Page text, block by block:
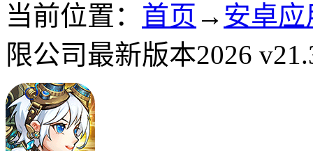
当前位置： 首页 → 安卓应
限公司最新版本2026